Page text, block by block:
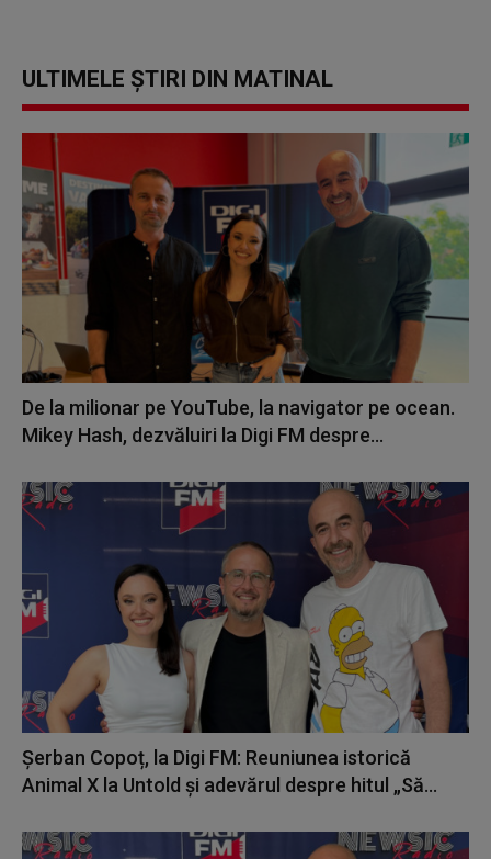
ULTIMELE ȘTIRI DIN MATINAL
De la milionar pe YouTube, la navigator pe ocean.
Mikey Hash, dezvăluiri la Digi FM despre...
Șerban Copoț, la Digi FM: Reuniunea istorică
Animal X la Untold și adevărul despre hitul „Să...